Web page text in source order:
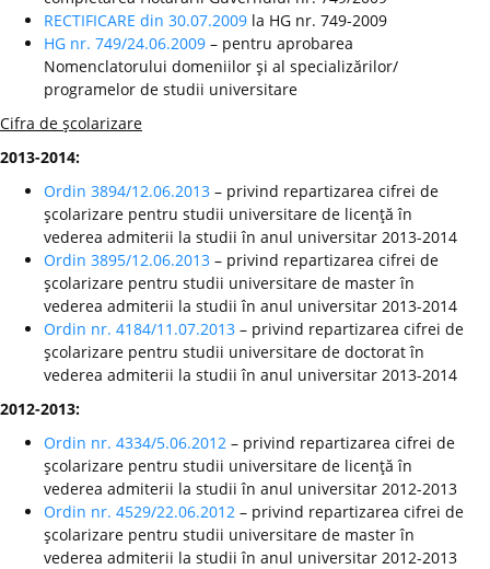
RECTIFICARE din 30.07.2009 la HG nr. 749-2009
HG nr. 749/24.06.2009 – pentru aprobarea
Nomenclatorului domeniilor şi al specializărilor/
programelor de studii universitare
Cifra de şcolarizare
2013-2014:
Ordin 3894/12.06.2013 – privind repartizarea cifrei de
şcolarizare pentru studii universitare de licenţă în
vederea admiterii la studii în anul universitar 2013-2014
Ordin 3895/12.06.2013 – privind repartizarea cifrei de
şcolarizare pentru studii universitare de master în
vederea admiterii la studii în anul universitar 2013-2014
Ordin nr. 4184/11.07.2013 – privind repartizarea cifrei de
şcolarizare pentru studii universitare de doctorat în
vederea admiterii la studii în anul universitar 2013-2014
2012-2013:
Ordin nr. 4334/5.06.2012 – privind repartizarea cifrei de
şcolarizare pentru studii universitare de licenţă în
vederea admiterii la studii în anul universitar 2012-2013
Ordin nr. 4529/22.06.2012 – privind repartizarea cifrei de
şcolarizare pentru studii universitare de master în
vederea admiterii la studii în anul universitar 2012-2013